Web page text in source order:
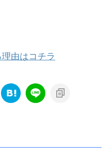
由はコチラ